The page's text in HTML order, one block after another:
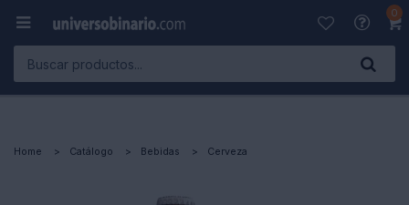
0

Home Catálogo Bebidas Cerveza